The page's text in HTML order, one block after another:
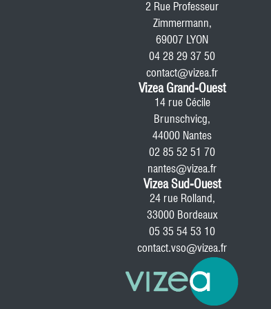
2 Rue Professeur
Zimmermann,
69007 LYON
04 28 29 37 50
contact@vizea.fr
Vizea Grand-Ouest
14 rue Cécile
Brunschvicg,
44000 Nantes
02 85 52 51 70
nantes@vizea.fr
Vizea Sud-Ouest
24 rue Rolland,
33000 Bordeaux
05 35 54 53 10
contact.vso@vizea.fr